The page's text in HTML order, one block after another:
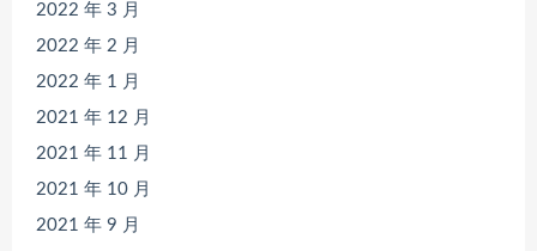
2022 年 3 月
2022 年 2 月
2022 年 1 月
2021 年 12 月
2021 年 11 月
2021 年 10 月
2021 年 9 月